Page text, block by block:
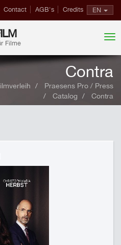
EN
Contact AGB's Credits
Filme
Contra
Praesens Pro / Press
Catalog
Contra